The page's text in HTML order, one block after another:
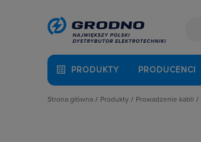
PRODUKTY PRODUCENCI
Strona główna
Produkty
Prowadzenie kabli